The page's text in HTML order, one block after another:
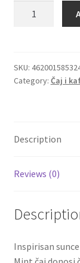
Igračke
Cvece
Destilati
Jack
Rakija
Poklon
Richard
čaj
quantity
SKU:
Category: Čaj i
Description
Reviews (0)
Inspirisan